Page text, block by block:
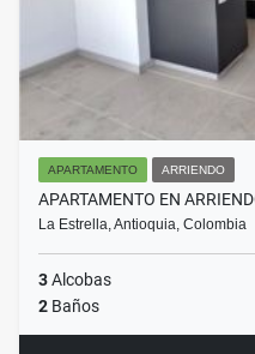
APARTAMENTO ARRIENDO
APARTAMENTO EN
La Estrella, Antioquia, Colombia
3Alcobas
2 Baños